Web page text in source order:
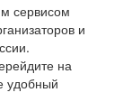
сервисом
и
на
удобный